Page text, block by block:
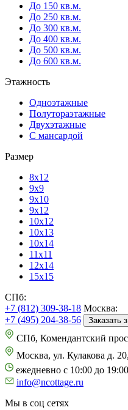
До 150 кв.м.
До 250 кв.м.
До 300 кв.м.
До 400 кв.м.
До 500 кв.м.
До 600 кв.м.
Этажность
Одноэтажные
Полутораэтажные
Двухэтажные
С мансардой
Размер
8х12
9х9
9х10
9х12
10х12
10х13
10х14
11х11
12х14
15х15
СПб:
+7 (812) 309-38-18 Москва:
+7 (495) 204-38-56
Заказать
СПб, Комендантский
Москва, ул. Кулакова д.
ежедневно с 10:00 до 19:00
info@ncottage.ru
Мы в соц сетях